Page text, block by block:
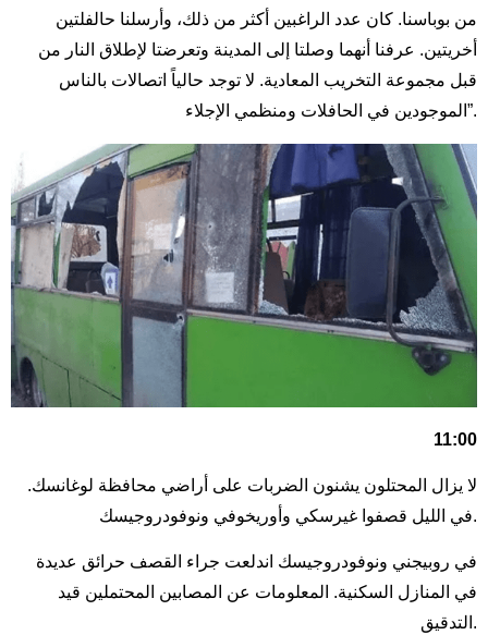
من بوباسنا. كان عدد الراغبين أكثر من ذلك، وأرسلنا حالفلتين
أخريتين. عرفنا أنهما وصلتا إلى المدينة وتعرضتا لإطلاق النار من
قبل مجموعة التخريب المعادية. لا توجد حالياً اتصالات بالناس
الموجودين في الحافلات ومنظمي الإجلاء”.
11:00
لا يزال المحتلون يشنون الضربات على أراضي محافظة لوغانسك.
في الليل قصفوا غيرسكي وأوريخوفي ونوفودروجيسك.
في روبيجني ونوفودروجيسك اندلعت جراء القصف حرائق عديدة
في المنازل السكنية. المعلومات عن المصابين المحتملين قيد
التدقيق.